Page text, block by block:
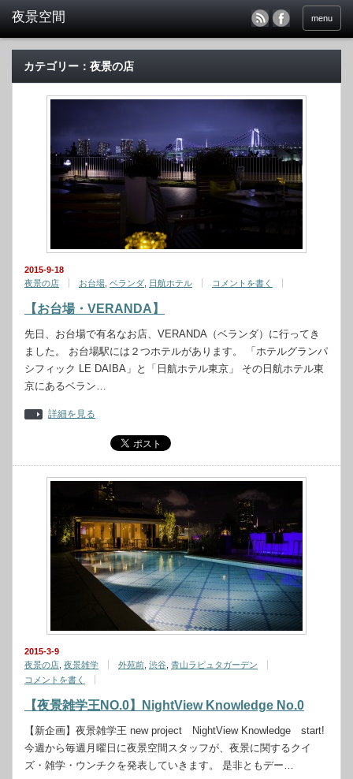
menu
カテゴリー：夜景の店
2015-9-18
夜景の店
お台場 ベランダ 日航ホテル コメントを書く
【お台場・VERANDA】
先日、お台場で有名なお店、VERANDA（ベランダ）に行ってき
ました。 お台場駅には２つホテルがあります。 「ホテルグランパ
シフィック LE DAIBA」と「日航ホテル東京」 その日航ホテル東
京にあるベラン…
詳細を見る
2015-3-9
夜景の店 夜景雑学 外苑前 渋谷 青山ラピュタガーデン
コメントを書く
【夜景雑学王NO.0】NightView Knowledge No.0
【新企画】夜景雑学王 new project NightView Knowledge start!
今週から毎週月曜日に夜景空間スタッフが、夜景に関するクイ
ズ・雑学・ウンチクを発表していきます。 是非ともデー…